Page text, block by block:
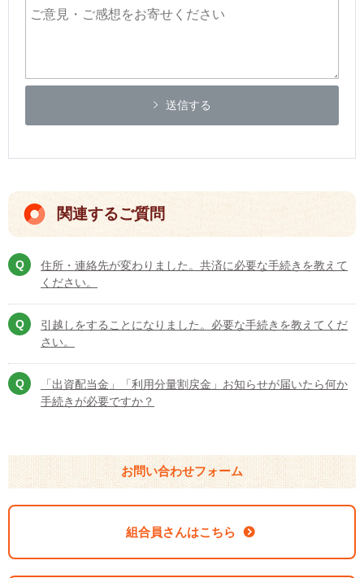
送信する
関連するご質問
住所・連絡先が変わりました。共済に必要な手続きを教えて
ください。
引越しをすることになりました。必要な手続きを教えてくだ
さい。
「出資配当金」「利用分量割戻金」お知らせが届いたら何か
手続きが必要ですか？
お問い合わせフォーム
組合員さんはこちら